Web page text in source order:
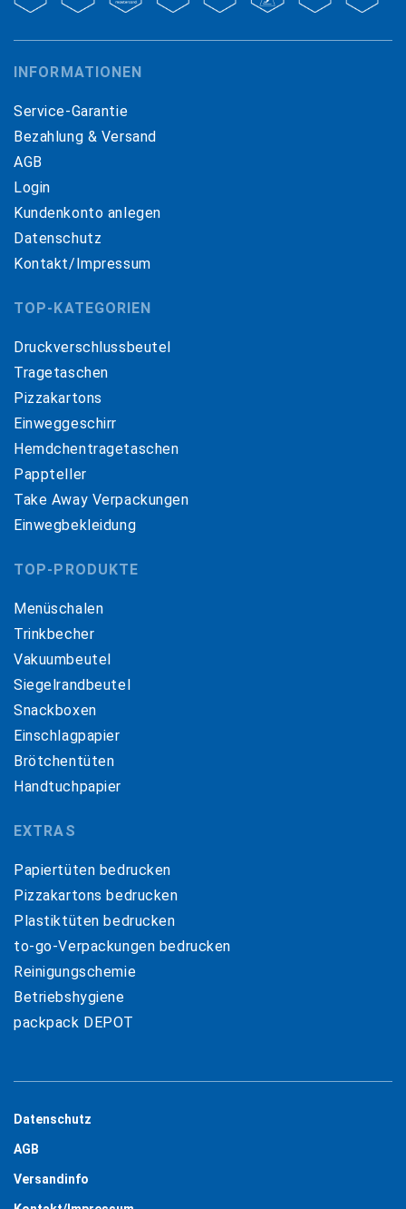
INFORMATIONEN
Service-Garantie
Bezahlung & Versand
AGB
Login
Kundenkonto anlegen
Datenschutz
Kontakt/Impressum
TOP-KATEGORIEN
Druckverschlussbeutel
Tragetaschen
Pizzakartons
Einweggeschirr
Hemdchentragetaschen
Pappteller
Take Away Verpackungen
Einwegbekleidung
TOP-PRODUKTE
Menüschalen
Trinkbecher
Vakuumbeutel
Siegelrandbeutel
Snackboxen
Einschlagpapier
Brötchentüten
Handtuchpapier
EXTRAS
Papiertüten bedrucken
Pizzakartons bedrucken
Plastiktüten bedrucken
to-go-Verpackungen bedrucken
Reinigungschemie
Betriebshygiene
packpack DEPOT
Datenschutz
AGB
Versandinfo